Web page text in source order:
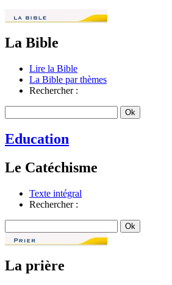
La Bible
Lire la Bible
La Bible par thèmes
Rechercher :
Education
Le Catéchisme
Texte intégral
Rechercher :
La prière